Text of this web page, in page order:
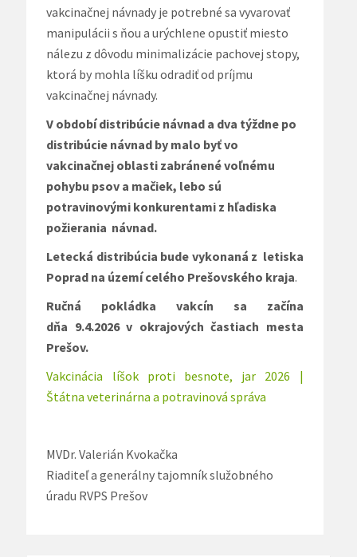
vakcinačnej návnady je potrebné sa vyvarovať
manipulácii s ňou a urýchlene opustiť miesto
nálezu z dôvodu minimalizácie pachovej stopy,
ktorá by mohla líšku odradiť od príjmu
vakcinačnej návnady.
V období distribúcie návnad a dva týždne po
distribúcie návnad by malo byť vo
vakcinačnej oblasti zabránené voľnému
pohybu psov a mačiek, lebo sú
potravinovými konkurentami z hľadiska
požierania návnad.
Letecká distribúcia bude vykonaná z letiska
Poprad na území celého Prešovského kraja.
Ručná pokládka vakcín sa začína
dňa 9.4.2026 v okrajových častiach mesta
Prešov.
Vakcinácia líšok proti besnote, jar 2026 |
Štátna veterinárna a potravinová správa
MVDr. Valerián Kvokačka
Riaditeľ a generálny tajomník služobného
úradu RVPS Prešov